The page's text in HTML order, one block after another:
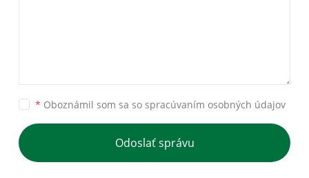
* Oboznámil som sa so spracúvaním osobných údajov
Odoslať správu